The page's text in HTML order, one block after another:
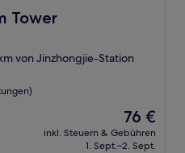
Tower
von Jinzhongjie-Station
Der
Preis
beträgt
76 €
inkl. Steuern & Gebühren
1. Sept.–2. Sept.